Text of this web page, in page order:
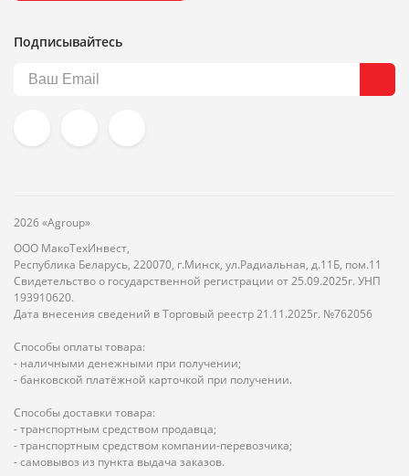
Подписывайтесь
2026 «Agroup»
ООО МакоТехИнвест,
Республика Беларусь, 220070, г.Минск, ул.Радиальная, д.11Б, пом.11
Свидетельство о государственной регистрации от 25.09.2025г. УНП
193910620.
Дата внесения сведений в Торговый реестр 21.11.2025г. №762056
Способы оплаты товара:
- наличными денежными при получении;
- банковской платёжной карточкой при получении.
Способы доставки товара:
- транспортным средством продавца;
- транспортным средством компании-перевозчика;
- самовывоз из пункта выдача заказов.